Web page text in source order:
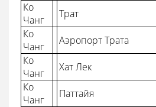
Ко
Чанг
Трат
Ко
Чанг
Аэропорт Трата
Ко
Чанг
Хат Лек
Ко
Чанг
Паттайя